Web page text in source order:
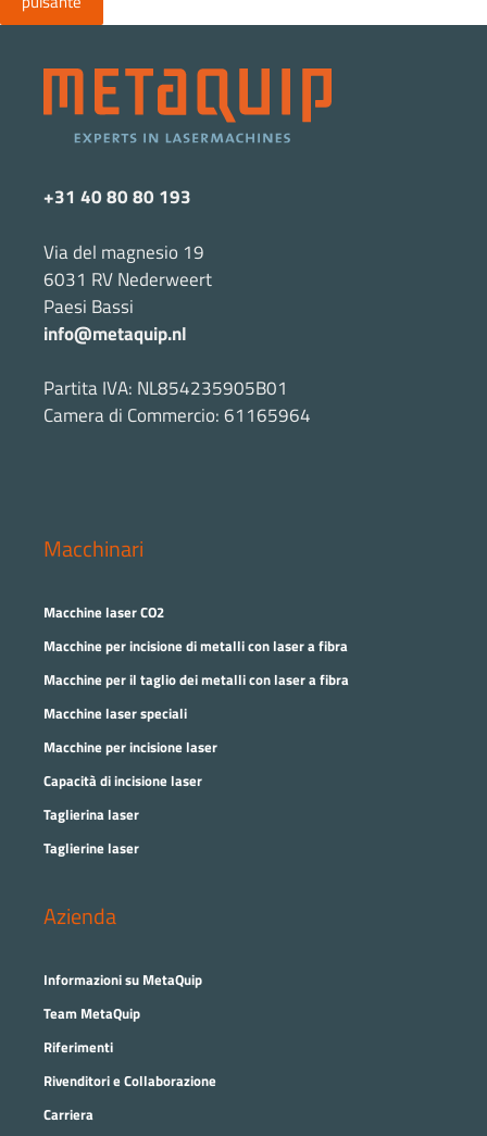
+31 40 80 80 193
Via del magnesio 19
6031 RV Nederweert
Paesi Bassi
info@metaquip.nl
Partita IVA: NL854235905B01
Camera di Commercio: 61165964
Macchinari
Macchine laser CO2
Macchine per incisione di metalli con laser a fibra
Macchine per il taglio dei metalli con laser a fibra
Macchine laser speciali
Macchine per incisione laser
Capacità di incisione laser
Taglierina laser
Taglierine laser
Azienda
Informazioni su MetaQuip
Team MetaQuip
Riferimenti
Rivenditori e Collaborazione
Carriera